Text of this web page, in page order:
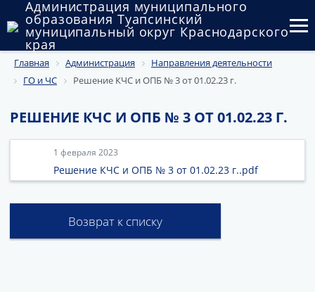
Администрация муниципального
образования Туапсинский
муниципальный округ Краснодарского
края
Округ
Государственный и муниципальный контроль
Публичные слушания и общественные обсуждения
Главная Администрация
Направления деятельности
ГО и ЧС
Решение КЧС и ОПБ № 3 от 01.02.23 г.
РЕШЕНИЕ КЧС И ОПБ № 3 ОТ 01.02.23 Г.
1 февраля 2023
Решение КЧС и ОПБ № 3 от 01.02.23 г..pdf
Возврат к списку